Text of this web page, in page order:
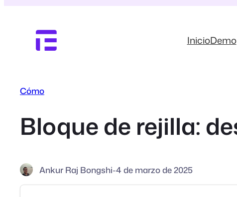
contenido
InicioDemo
Cómo
Bloque de rejilla:
Ankur Raj Bongshi-4 de marzo de 2025